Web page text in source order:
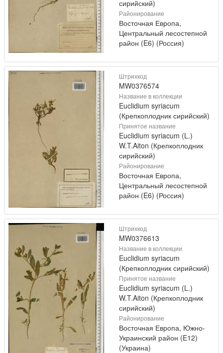
сирийский)
Районирование
Восточная Европа,
Центральный лесостепной
район (E6) (Россия)
Штрихкод
MW0376574
Название в коллекции
Euclidium syriacum
(Крепкоплодник сирийский)
Принятое название
Euclidium syriacum (L.)
W.T.Aiton (Крепкоплодник
сирийский)
Районирование
Восточная Европа,
Центральный лесостепной
район (E6) (Россия)
Штрихкод
MW0376613
Название в коллекции
Euclidium syriacum
(Крепкоплодник сирийский)
Принятое название
Euclidium syriacum (L.)
W.T.Aiton (Крепкоплодник
сирийский)
Районирование
Восточная Европа, Южно-
Украинский район (E12)
(Украина)